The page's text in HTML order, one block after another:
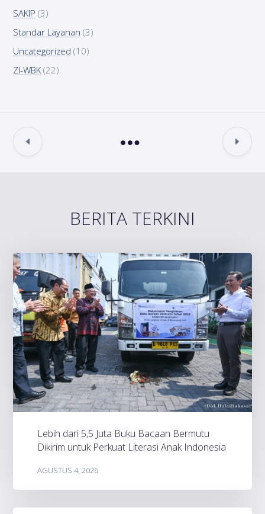
SAKIP (3)
Standar Layanan (3)
Uncategorized (10)
ZI-WBK (22)
BERITA TERKINI
Lebih dari 5,5 Juta Buku Bacaan Bermutu
Dikirim untuk Perkuat Literasi Anak Indonesia
AGUSTUS 4, 2026